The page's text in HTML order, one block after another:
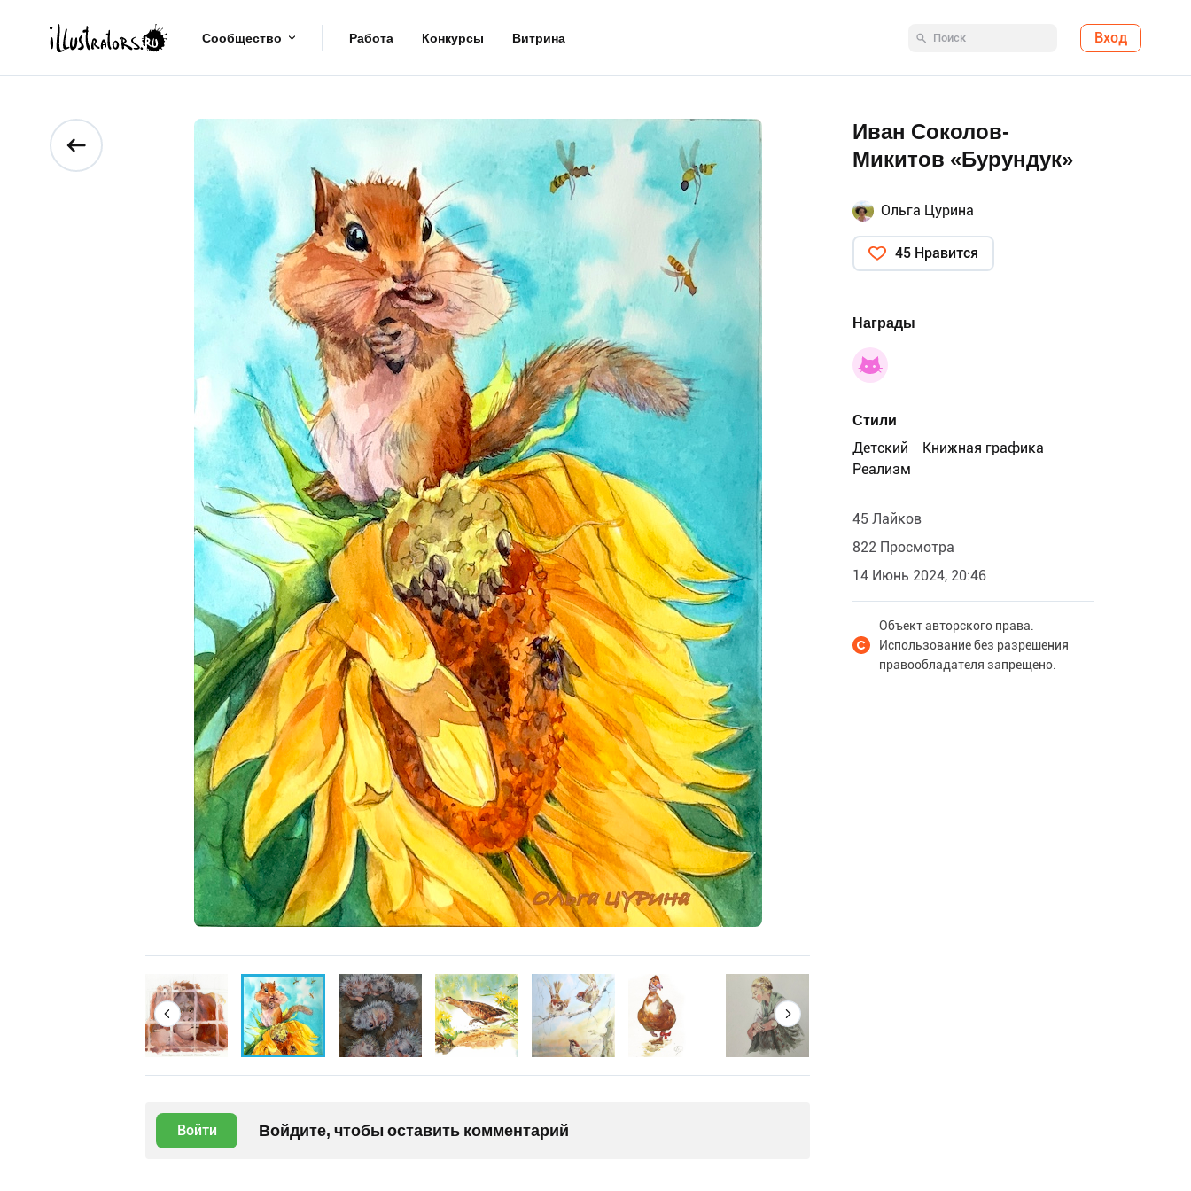
Сообщество Работа Конкурсы Витрина Вход
Войти Войдите, чтобы оставить комментарий
Иван Соколов-
Микитов «Бурундук»
Ольга Цурина
45 Нравится
Награды
Стили
Детский
Книжная графика
Реализм
45 Лайков
822 Просмотра
14 Июнь 2024, 20:46
Объект авторского права.
Использование без разрешения
правообладателя запрещено.